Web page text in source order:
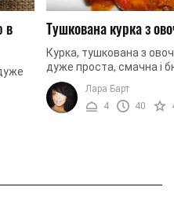
в
Тушкована курка з
Курка, тушкована з
дуже проста, смачна і
страва. Залежно від
можете
різні овочі, ...
Лара Барт
4
40